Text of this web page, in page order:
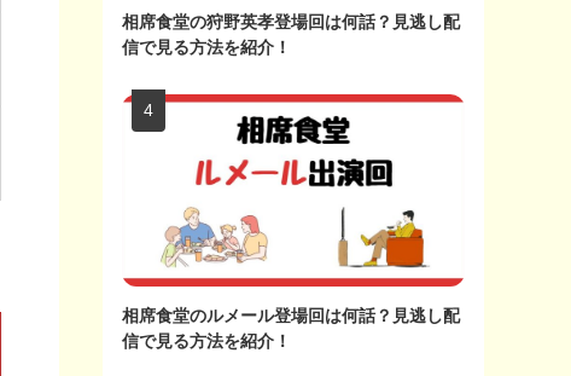
相席食堂の狩野英孝登場回は何話？見逃し配
信で見る方法を紹介！
相席食堂のルメール登場回は何話？見逃し配
信で見る方法を紹介！